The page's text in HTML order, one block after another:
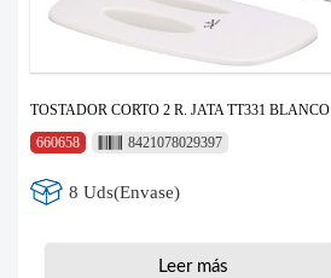
TOSTADOR CORTO 2 R. JATA TT331 BLANCO
660658
8421078029397
8 Uds(Envase)
Leer más